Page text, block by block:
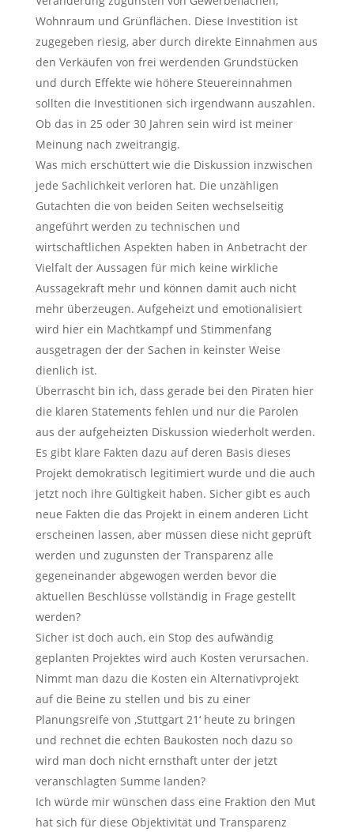
Wohnraum und Grünflächen. Diese Investition ist
zugegeben riesig, aber durch direkte Einnahmen aus
den Verkäufen von frei werdenden Grundstücken
und durch Effekte wie höhere Steuereinnahmen
sollten die Investitionen sich irgendwann auszahlen.
Ob das in 25 oder 30 Jahren sein wird ist meiner
Meinung nach zweitrangig.
Was mich erschüttert wie die Diskussion inzwischen
jede Sachlichkeit verloren hat. Die unzähligen
Gutachten die von beiden Seiten wechselseitig
angeführt werden zu technischen und
wirtschaftlichen Aspekten haben in Anbetracht der
Vielfalt der Aussagen für mich keine wirkliche
Aussagekraft mehr und können damit auch nicht
mehr überzeugen. Aufgeheizt und emotionalisiert
wird hier ein Machtkampf und Stimmenfang
ausgetragen der der Sachen in keinster Weise
dienlich ist.
Überrascht bin ich, dass gerade bei den Piraten hier
die klaren Statements fehlen und nur die Parolen
aus der aufgeheizten Diskussion wiederholt werden.
Es gibt klare Fakten dazu auf deren Basis dieses
Projekt demokratisch legitimiert wurde und die auch
jetzt noch ihre Gültigkeit haben. Sicher gibt es auch
neue Fakten die das Projekt in einem anderen Licht
erscheinen lassen, aber müssen diese nicht geprüft
werden und zugunsten der Transparenz alle
gegeneinander abgewogen werden bevor die
aktuellen Beschlüsse vollständig in Frage gestellt
werden?
Sicher ist doch auch, ein Stop des aufwändig
geplanten Projektes wird auch Kosten verursachen.
Nimmt man dazu die Kosten ein Alternativprojekt
auf die Beine zu stellen und bis zu einer
Planungsreife von ‚Stuttgart 21‘ heute zu bringen
und rechnet die echten Baukosten noch dazu so
wird man doch nicht ernsthaft unter der jetzt
veranschlagten Summe landen?
Ich würde mir wünschen dass eine Fraktion den Mut
hat sich für diese Objektivität und Transparenz